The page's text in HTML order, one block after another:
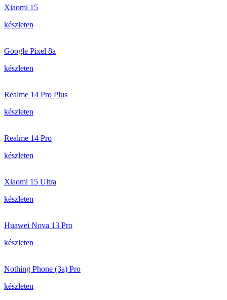
Xiaomi 15
készleten
Google Pixel 8a
készleten
Realme 14 Pro Plus
készleten
Realme 14 Pro
készleten
Xiaomi 15 Ultra
készleten
Huawei Nova 13 Pro
készleten
Nothing Phone (3a) Pro
készleten